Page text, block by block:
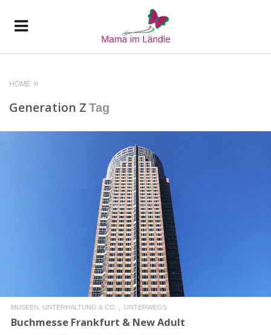
HOME
Generation Z Tag
READ MORE
MUSEEN, UNTERHALTUNG & CO. UNTERWEGS
Buchmesse Frankfurt & New Adult